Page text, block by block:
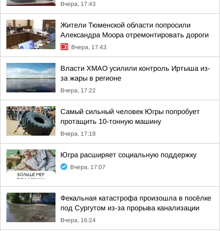
Вчера, 17:43
Жители Тюменской области попросили
Александра Моора отремонтировать дороги
Вчера, 17:43
Власти ХМАО усилили контроль Иртыша из-
за жары в регионе
Вчера, 17:22
Самый сильный человек Югры попробует
протащить 10-тонную машину
Вчера, 17:18
Югра расширяет социальную поддержку
Вчера, 17:07
Фекальная катастрофа произошла в посёлке
под Сургутом из-за прорыва канализации
Вчера, 16:24